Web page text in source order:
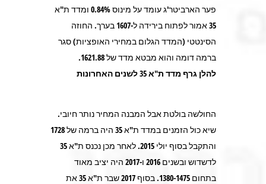
פער הארביטר'ג עומד על מינוס 0.84% ומדד ת"א
35 אמור לפתוח בירידה ל-1607 בערך. החוזה
הסינטטי (המדד הגלום במחירי האופציות) סגר
ברמה דומה והוא מבטא מדד של 1621.88.
להלן גרף מדד ת"א 35 לשנים האחרונות
החולשה בולטת אבל המבנה המחיר נותר חיובי.
שיא כול הזמנים במדד ת"א 35 היה ברמה של 1728
והתקבל בסוף יולי 2015. לאחר מכן נכנס ת"א 35
לדשדוש ובשנים 2016 ו-2017 היה יציב מאוד
בתחום 1380-1475. בסוף 2017 שבר ת"א 35 את